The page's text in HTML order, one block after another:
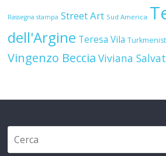
Rassegna stampa Street Art Sud America
dell'Argine Teresa Vila
Vingenzo Beccia Viviana